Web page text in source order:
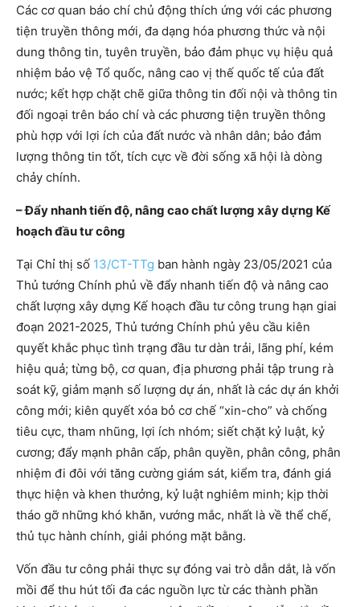
Các cơ quan báo chí chủ động thích ứng với các phương
tiện truyền thông mới, đa dạng hóa phương thức và nội
dung thông tin, tuyên truyền, bảo đảm phục vụ hiệu quả
nhiệm bảo vệ Tổ quốc, nâng cao vị thế quốc tế của đất
nước; kết hợp chặt chẽ giữa thông tin đối nội và thông tin
đối ngoại trên báo chí và các phương tiện truyền thông
phù hợp với lợi ích của đất nước và nhân dân; bảo đảm
lượng thông tin tốt, tích cực về đời sống xã hội là dòng
chảy chính.
– Đẩy nhanh tiến độ, nâng cao chất lượng xây dựng Kế
hoạch đầu tư công
Tại Chỉ thị số 13/CT-TTg ban hành ngày 23/05/2021 của
Thủ tướng Chính phủ về đẩy nhanh tiến độ và nâng cao
chất lượng xây dựng Kế hoạch đầu tư công trung hạn giai
đoạn 2021-2025, Thủ tướng Chính phủ yêu cầu kiên
quyết khắc phục tình trạng đầu tư dàn trải, lãng phí, kém
hiệu quả; từng bộ, cơ quan, địa phương phải tập trung rà
soát kỹ, giảm mạnh số lượng dự án, nhất là các dự án khởi
công mới; kiên quyết xóa bỏ cơ chế “xin-cho” và chống
tiêu cực, tham nhũng, lợi ích nhóm; siết chặt kỷ luật, kỷ
cương; đẩy mạnh phân cấp, phân quyền, phân công, phân
nhiệm đi đôi với tăng cường giám sát, kiểm tra, đánh giá
thực hiện và khen thưởng, kỷ luật nghiêm minh; kịp thời
tháo gỡ những khó khăn, vướng mắc, nhất là về thể chế,
thủ tục hành chính, giải phóng mặt bằng.
Vốn đầu tư công phải thực sự đóng vai trò dẫn dắt, là vốn
mồi để thu hút tối đa các nguồn lực từ các thành phần